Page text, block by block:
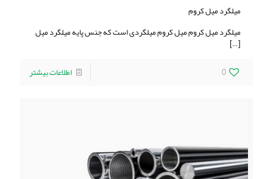
میلگرد ميل كروم
میلگرد ميل كروم ميل كروم ميلگردی است كه جنس پايه میلگرد ميل
[…]
0
اطلاعات بیشتر